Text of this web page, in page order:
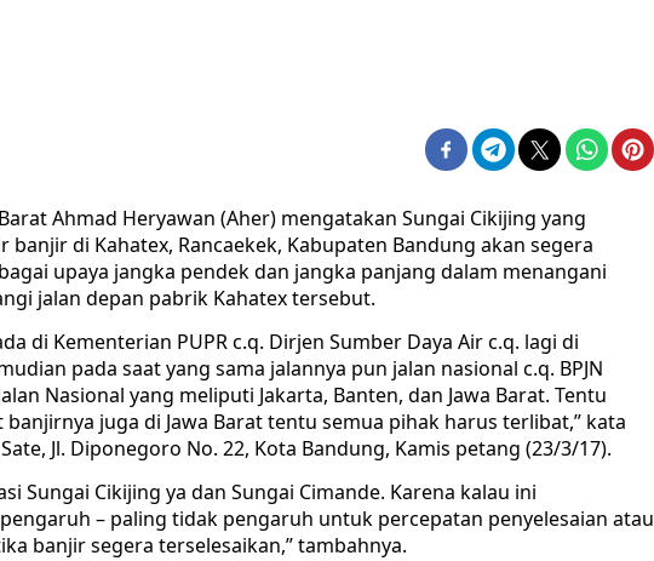
Ahmad Heryawan (Aher) mengatakan Sungai Cikijing yang
di Kahatex, Rancaekek, Kabupaten Bandung akan segera
upaya jangka pendek dan jangka panjang dalam menangani
jalan depan pabrik Kahatex tersebut.
di Kementerian PUPR c.q. Dirjen Sumber Daya Air c.q. lagi di
pada saat yang sama jalannya pun jalan nasional c.q. BPJN
Nasional yang meliputi Jakarta, Banten, dan Jawa Barat. Tentu
banjirnya juga di Jawa Barat tentu semua pihak harus terlibat,” kata
Jl. Diponegoro No. 22, Kota Bandung, Kamis petang (23/3/17).
Sungai Cikijing ya dan Sungai Cimande. Karena kalau ini
– paling tidak pengaruh untuk percepatan penyelesaian atau
banjir segera terselesaikan,” tambahnya.